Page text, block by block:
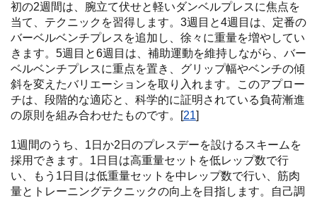
初の2週間は、腕立て伏せと軽いダンベルプレスに焦点を
当て、テクニックを習得します。3週目と4週目は、定番の
バーベルベンチプレスを追加し、徐々に重量を増やしてい
きます。5週目と6週目は、補助運動を維持しながら、バー
ベルベンチプレスに重点を置き、グリップ幅やベンチの傾
斜を変えたバリエーションを取り入れます。このアプロー
チは、段階的な適応と、科学的に証明されている負荷漸進
の原則を組み合わせたものです。[21]
1週間のうち、1日か2日のプレスデーを設けるスキームを
採用できます。1日目は高重量セットを低レップ数で行
い、もう1日目は低重量セットを中レップ数で行い、筋肉
量とトレーニングテクニックの向上を目指します。自己調